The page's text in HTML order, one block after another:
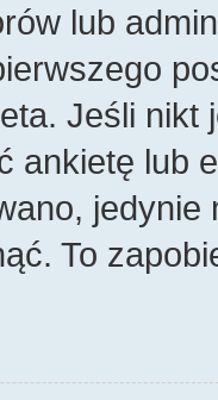
lub
Jeśli nikt
ankietę lub
To